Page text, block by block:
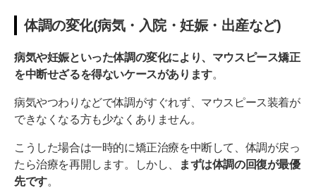
体調の変化(病気・入院・妊娠・出産など)
病気や妊娠といった体調の変化により、マウスピース矯正
を中断せざるを得ないケースがあります。
病気やつわりなどで体調がすぐれず、マウスピース装着が
できなくなる方も少なくありません。
こうした場合は一時的に矯正治療を中断して、体調が戻っ
たら治療を再開します。しかし、
まずは体調の回復が最優
先です。